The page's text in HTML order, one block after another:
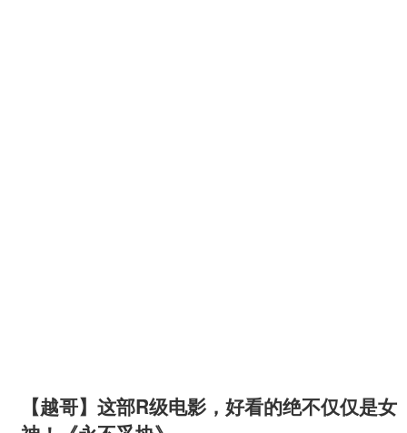
【越哥】这部R级电影，好看的绝不仅仅是女